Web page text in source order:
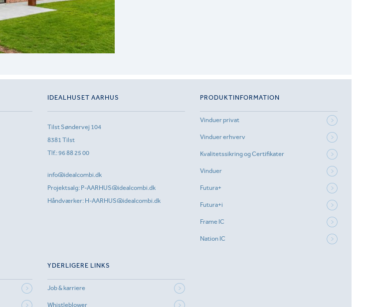
IDEALHUSET AARHUS
Tilst Søndervej 104
8381 Tilst
Tlf.:96 88 25 00
info@idealcombi.dk
Projektsalg: P-AARHUS@idealcombi.dk
Håndværker: H-AARHUS@idealcombi.dk
PRODUKTINFORMATION
Vinduer privat
Vinduer erhverv
Kvalitetssikring og Certifikater
Vinduer
Futura+
Futura+i
Frame IC
Nation IC
YDERLIGERE LINKS
Job & karriere
Whistleblower